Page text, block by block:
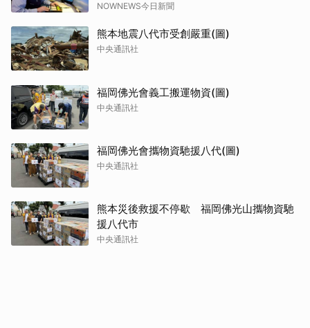
NOWNEWS今日新聞
熊本地震八代市受創嚴重(圖)
中央通訊社
福岡佛光會義工搬運物資(圖)
中央通訊社
福岡佛光會攜物資馳援八代(圖)
中央通訊社
熊本災後救援不停歇 福岡佛光山攜物資馳
援八代市
中央通訊社